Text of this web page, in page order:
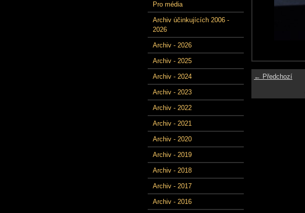
Pro média
Archiv účinkujících 2006 -
2026
Archiv - 2026
Archiv - 2025
Archiv - 2024
Archiv - 2023
Archiv - 2022
Archiv - 2021
Archiv - 2020
Archiv - 2019
Archiv - 2018
Archiv - 2017
Archiv - 2016
← Předchozí